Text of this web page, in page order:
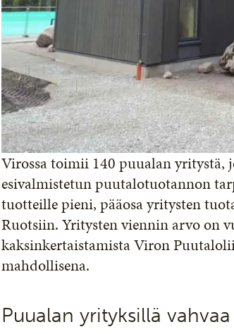
Virossa toimii 140 puualan yritystä,
esivalmistetun puutalotuotannon
tuotteille pieni, pääosa yritysten
Ruotsiin. Yritysten viennin arvo on
kaksinkertaistamista Viron
mahdollisena.
Puualan yrityksillä